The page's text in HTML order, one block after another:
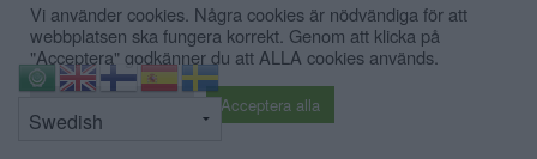
Vi använder cookies. Några cookies är nödvändiga för att
webbplatsen ska fungera korrekt. Genom att klicka på
"Acceptera" godkänner du att ALLA cookies används.
Acceptera alla